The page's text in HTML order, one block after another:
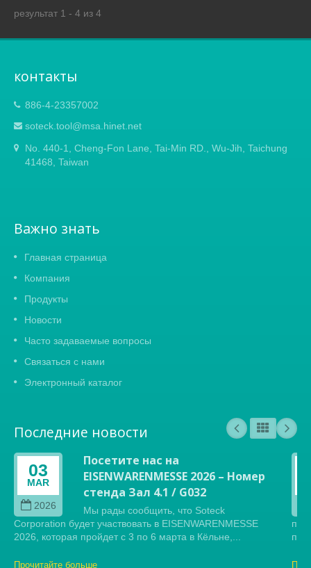
результат 1 - 4 из 4
контакты
886-4-23357002
soteck.tool@msa.hinet.net
No. 440-1, Cheng-Fon Lane, Tai-Min RD., Wu-Jih, Taichung
41468, Taiwan
Важно знать
Главная страница
Компания
Продукты
Новости
Часто задаваемые вопросы
Связаться с нами
Электронный каталог
Последние новости
03
MAR
2026
Посетите нас на
EISENWARENMESSE 2026 – Номер
стенда Зал 4.1 / G032
Мы рады сообщить, что Soteck
Corporation будет участвовать в EISENWARENMESSE
2026, которая пройдет с 3 по 6 марта в Кёльне,...
Прочитайте больше